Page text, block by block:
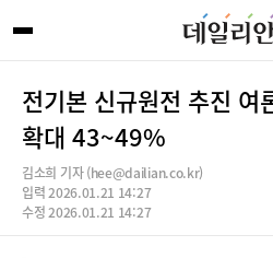
전기본 신규원전 추진
확대 43~49%
김소희 기자 (hee@dailian.co.kr)
입력 2026.01.21 14:27
수정 2026.01.21 14:27